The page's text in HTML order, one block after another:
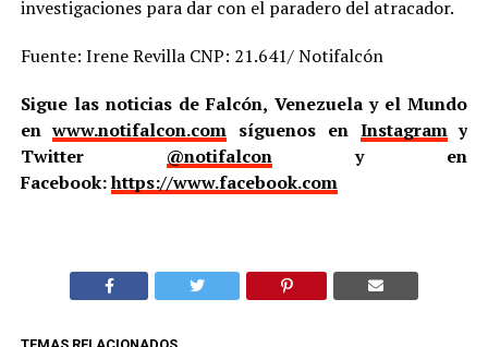
investigaciones para dar con el paradero del atracador.
Fuente: Irene Revilla CNP: 21.641/ Notifalcón
Sigue las noticias de Falcón, Venezuela y el Mundo
enwww.notifalcon.com síguenos en Instagramy
Twitter @notifalcony en
Facebook:https://www.facebook.com